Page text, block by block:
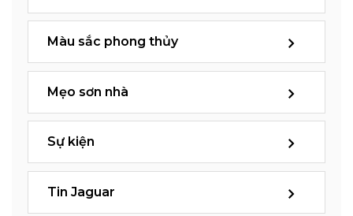
Màu sắc phong thủy
Mẹo sơn nhà
Sự kiện
Tin Jaguar